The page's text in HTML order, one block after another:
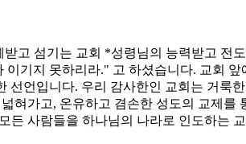
고 섬기는 교회 *성령님의 능력받고 전
기지 못하리라." 고 하셨습니다. 교회
언입니다. 우리 감사한인 교회는 거룩
혀가고, 온유하고 겸손한 성도의 교제
사람들을 하나님의 나라로 인도하는